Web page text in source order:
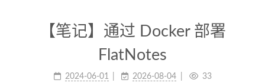
【笔记】通过 Docker 部署
FlatNotes
2024-06-01 2026-08-04 33